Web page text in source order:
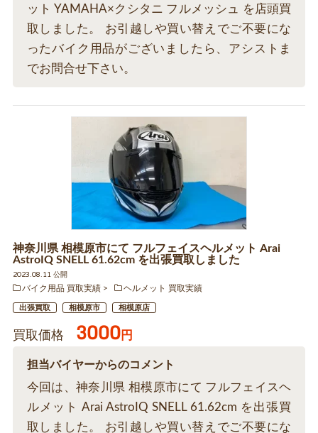
ット YAMAHA×クシタニ フルメッシュ を店頭買
取しました。 お引越しや買い替えでご不要にな
ったバイク用品がございましたら、アシストま
でお問合せ下さい。
神奈川県 相模原市にて フルフェイスヘルメット Arai
AstroIQ SNELL 61.62cm を出張買取しました
2023.08.11 公開
バイク用品 買取実績
ヘルメット 買取実績
出張買取 相模原市 相模原店
買取価格 3000円
担当バイヤーからのコメント
今回は、神奈川県 相模原市にて フルフェイスヘ
ルメット Arai AstroIQ SNELL 61.62cm を出張買
取しました。 お引越しや買い替えでご不要にな